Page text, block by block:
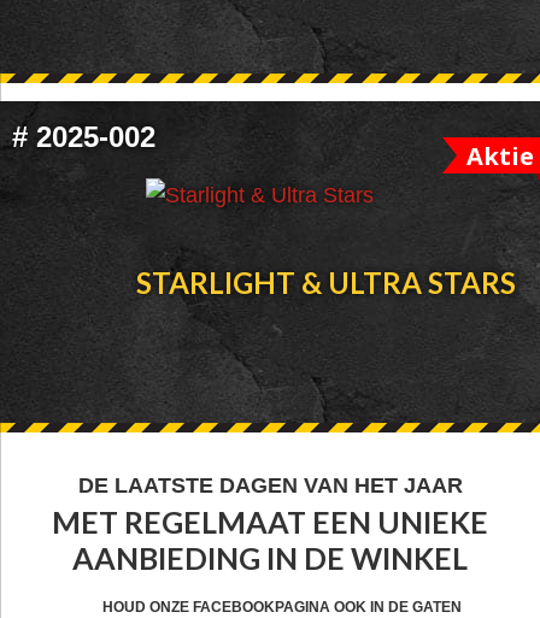
# 2025-002
Aktie
STARLIGHT & ULTRA STARS
FOOTER
WIDGET
HEADER
DE LAATSTE DAGEN VAN HET JAAR
MET REGELMAAT EEN UNIEKE
AANBIEDING IN DE WINKEL
HOUD ONZE FACEBOOKPAGINA OOK IN DE GATEN